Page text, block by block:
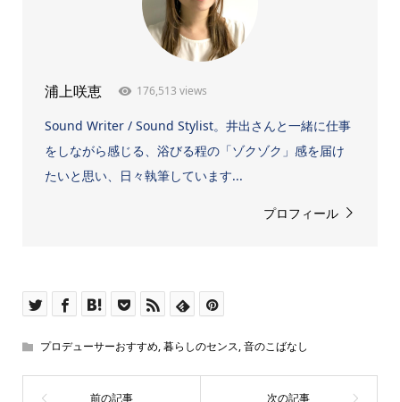
浦上咲恵 176,513 views
Sound Writer / Sound Stylist。井出さんと一緒に仕事
をしながら感じる、浴びる程の「ゾクゾク」感を届け
たいと思い、日々執筆しています...
プロフィール
プロデューサーおすすめ,暮らしのセンス,音のこばなし